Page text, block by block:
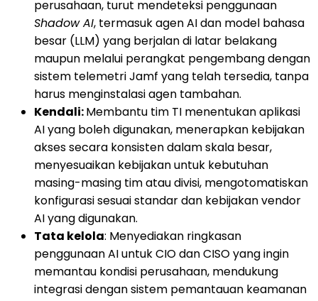
perusahaan, turut mendeteksi penggunaan
Shadow AI, termasuk agen AI dan model bahasa
besar (LLM) yang berjalan di latar belakang
maupun melalui perangkat pengembang dengan
sistem telemetri Jamf yang telah tersedia, tanpa
harus menginstalasi agen tambahan.
Kendali:Membantu tim TI menentukan aplikasi
AI yang boleh digunakan, menerapkan kebijakan
akses secara konsisten dalam skala besar,
menyesuaikan kebijakan untuk kebutuhan
masing-masing tim atau divisi, mengotomatiskan
konfigurasi sesuai standar dan kebijakan vendor
AI yang digunakan.
Tata kelola: Menyediakan ringkasan
penggunaan AI untuk CIO dan CISO yang ingin
memantau kondisi perusahaan, mendukung
integrasi dengan sistem pemantauan keamanan